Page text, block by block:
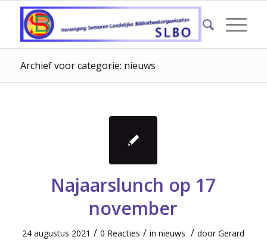
Archief voor categorie: nieuws
Najaarslunch op 17
november
24 augustus 2021 / 0 Reacties / innieuws / doorGerard